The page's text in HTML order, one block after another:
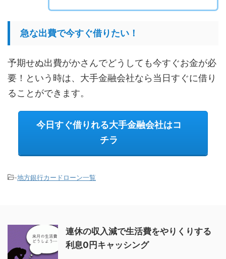
急な出費で今すぐ借りたい！
予期せぬ出費がかさんでどうしても今すぐお金が必
要！という時は、大手金融会社なら当日すぐに借り
ることができます。
今日すぐ借りれる大手金融会社はコ
チラ
-地方銀行カードローン一覧
連休の収入減で生活費をやりくりする
利息0円キャッシング